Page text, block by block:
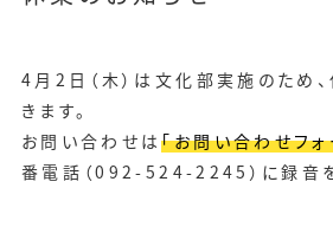
4月2日（木）は文化部実施のため
きます。
お問い合わせは「お問い合わせフォ
番電話（092-524-2245）に録音を